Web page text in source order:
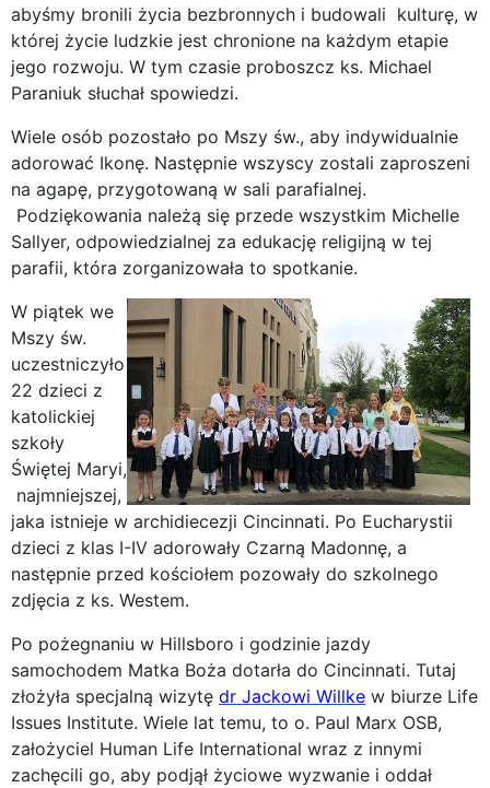
abyśmy bronili życia bezbronnych i budowali kulturę, w
której życie ludzkie jest chronione na każdym etapie
jego rozwoju. W tym czasie proboszcz ks. Michael
Paraniuk słuchał spowiedzi.
Wiele osób pozostało po Mszy św., aby indywidualnie
adorować Ikonę. Następnie wszyscy zostali zaproszeni
na agapę, przygotowaną w sali parafialnej.
Podziękowania należą się przede wszystkim Michelle
Sallyer, odpowiedzialnej za edukację religijną w tej
parafii, która zorganizowała to spotkanie.
W piątek we
Mszy św.
uczestniczyło
22 dzieci z
katolickiej
szkoły
Świętej Maryi,
najmniejszej,
jaka istnieje w archidiecezji Cincinnati. Po Eucharystii
dzieci z klas I-IV adorowały Czarną Madonnę, a
następnie przed kościołem pozowały do szkolnego
zdjęcia z ks. Westem.
Po pożegnaniu w Hillsboro i godzinie jazdy
samochodem Matka Boża dotarła do Cincinnati. Tutaj
złożyła specjalną wizytę dr Jackowi Willke w biurze Life
Issues Institute. Wiele lat temu, to o. Paul Marx OSB,
założyciel Human Life International wraz z innymi
zachęcili go, aby podjął życiowe wyzwanie i oddał